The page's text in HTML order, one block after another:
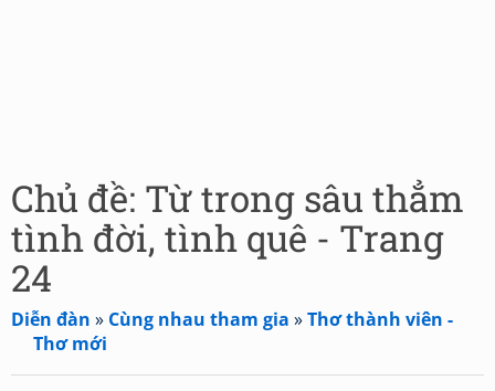
Chủ đề: Từ trong sâu thẳm
tình đời, tình quê - Trang
24
Diễn đàn » Cùng nhau tham gia »Thơ thành viên -
Thơ mới